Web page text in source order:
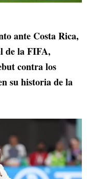
ante Costa Rica,
de la FIFA,
contra los
su historia de la